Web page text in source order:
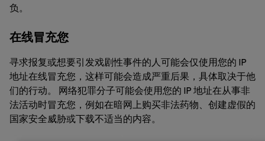
负。
在线冒充您
寻求报复或想要引发戏剧性事件的人可能会仅使用您的 IP
地址在线冒充您，这样可能会造成严重后果，具体取决于他
们的行动。 网络犯罪分子可能会使用您的 IP 地址在从事非
法活动时冒充您，例如在暗网上购买非法药物、创建虚假的
国家安全威胁或下载不适当的内容。